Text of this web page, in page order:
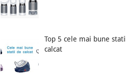
Top 5 cele mai bune
calcat